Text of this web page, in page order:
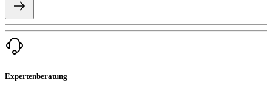
Expertenberatung